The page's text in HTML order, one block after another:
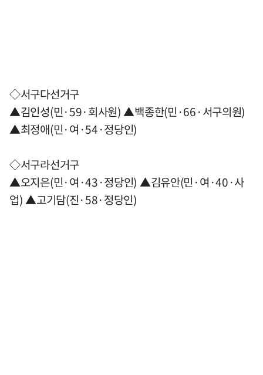
◇서구다선거구
▲김인성(민·59·회사원) ▲백종한(민·66·서구의원)
▲최정애(민·여·54·정당인)
◇서구라선거구
▲오지은(민·여·43·정당인) ▲김유안(민·여·40·사
업) ▲고기담(진·58·정당인)